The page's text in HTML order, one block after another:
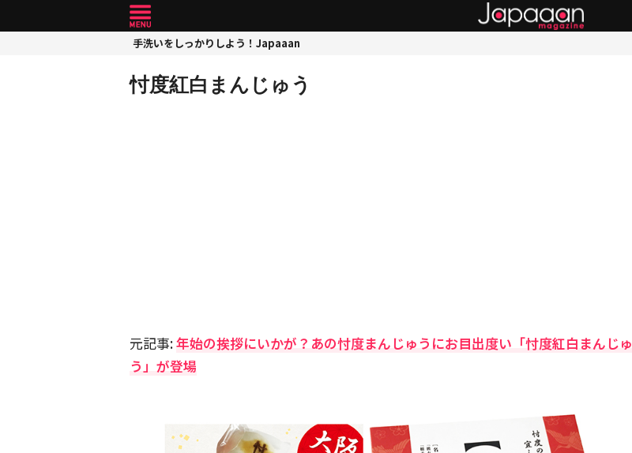
手洗いをしっかりしよう！Japaaan
忖度紅白まんじゅう
元記事:年始の挨拶にいかが？あの忖度まんじゅうにお目出度い「忖度紅白まんじゅ
う」が登場